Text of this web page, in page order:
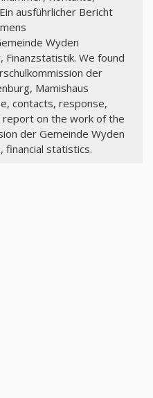
ausführlicher Bericht
Wyden
We found
der
Mamishaus
contacts, response,
report on the work of the
der Gemeinde Wyden
financial statistics.